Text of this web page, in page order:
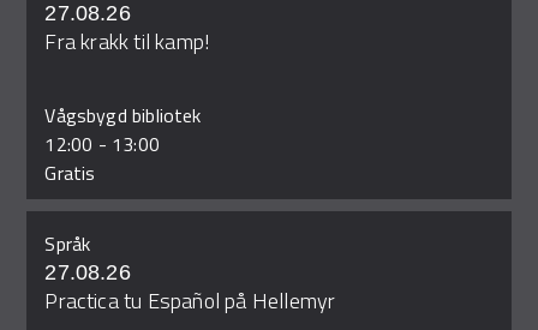
27.08.26
Fra krakk til kamp!
Vågsbygd bibliotek
12:00 - 13:00
Gratis
Språk
27.08.26
Practica tu Español på Hellemyr